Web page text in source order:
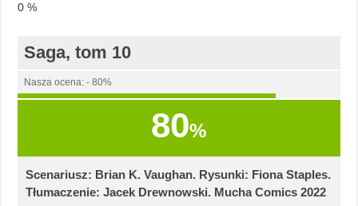
0 %
Saga, tom 10
Nasza ocena: - 80%
80%
Scenariusz: Brian K. Vaughan. Rysunki: Fiona Staples.
Tłumaczenie: Jacek Drewnowski. Mucha Comics 2022